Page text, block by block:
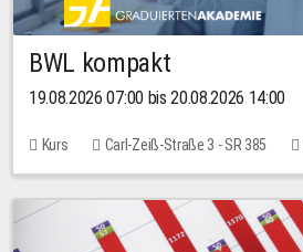
BWL kompakt
19.08.2026 07:00 bis 20.08.2026 14:00
Kurs Carl-Zeiß-Straße 3 - SR 385